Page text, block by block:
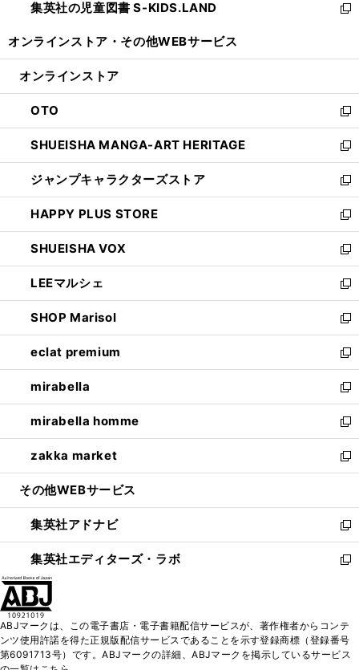
く
で
ド
開
い
ン
ウ
で
開
く
集英社の児童図書 S-KIDS.LAND
新
ウ
ン
ド
ウ
で
開
く
オンラインストア・ その他WEBサービス
オンラインストア
OTO
新
し
い
ウ
ィ
ン
ド
ウ
で
開
く
SHUEISHA MANGA-ART HERITAGE
新
し
い
ウ
ィ
ン
ド
ウ
で
開
く
ジャンプキャラクターズストア
新
し
い
ウ
ィ
ン
ド
ウ
で
開
く
HAPPY PLUS STORE
新
し
い
ウ
ィ
ン
ド
ウ
で
開
く
SHUEISHA VOX
新
し
い
ウ
ィ
ン
ド
ウ
で
開
く
LEEマルシェ
新
し
い
ウ
ィ
ン
ド
ウ
で
開
く
SHOP Marisol
新
し
い
ウ
ィ
ン
ド
ウ
で
開
eclat premium
新
し
い
ウ
ィ
ン
ド
ウ
開
く
mirabella
新
し
い
ウ
ィ
ン
ウ
で
開
く
mirabella homme
新
し
い
ウ
ン
ド
ウ
で
zakka market
新
し
ウ
ィ
ン
ド
く
その他WEBサービス
集英社アドナビ
新
し
い
ド
ウ
で
集英社エディターズ・ラボ
新
ィ
ン
ABJマークは、この電子書店・電子書籍配信サービスが、著作権者からコンテ
ンツ使用許諾を得た正規版配信サービスであることを示す登録商標（登録番号
第6091713号）です。ABJマークの詳細、ABJマークを掲示しているサービス